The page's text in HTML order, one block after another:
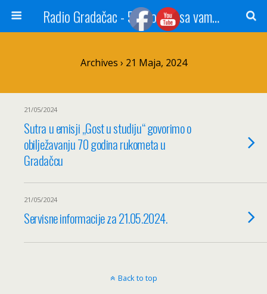
Radio Gradačac - 56 godina sa vama...
Archives › 21 Maja, 2024
21/05/2024
Sutra u emisji „Gost u studiju“ govorimo o
obilježavanju 70 godina rukometa u
Gradačcu
21/05/2024
Servisne informacije za 21.05.2024.
Back to top